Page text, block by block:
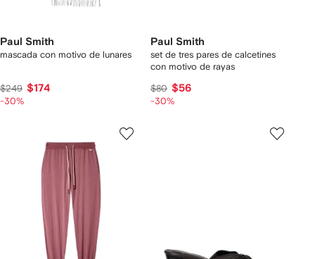
Paul Smith
mascada con motivo de lunares
$249 $174
-30%
Paul Smith
set de tres pares de calcetines
con motivo de rayas
$80 $56
-30%